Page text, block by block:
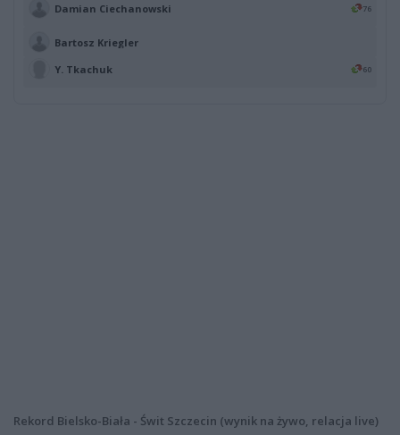
Damian Ciechanowski 76
Bartosz Kriegler
Y. Tkachuk 60
Rekord Bielsko-Biała - Świt Szczecin (wynik na żywo, relacja live)